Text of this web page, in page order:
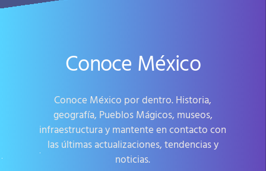
Conoce México
Conoce México por dentro. Historia,
geografía, Pueblos Mágicos, museos,
infraestructura y mantente en contacto con
las últimas actualizaciones, tendencias y
noticias.